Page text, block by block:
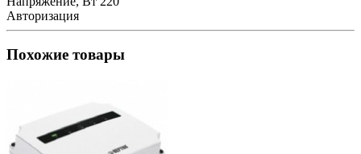
Авторизация
Похожие товары